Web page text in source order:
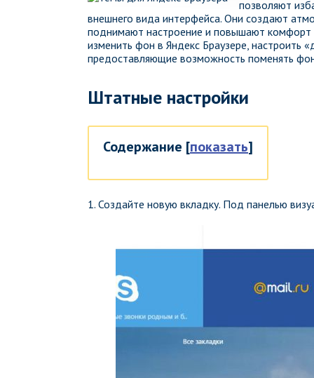
позволяют
внешнего вида интерфейса. Они создают
поднимают настроение и повышают комфорт
изменить фон в Яндекс Браузере, настроить
предоставляющие возможность поменять
Штатные настройки
Содержание [показать]
1. Создайте новую вкладку. Под панелью